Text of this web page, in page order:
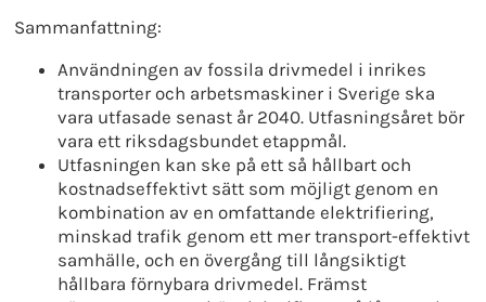
Sammanfattning:
Användningen av fossila drivmedel i inrikes
transporter och arbetsmaskiner i Sverige ska
vara utfasade senast år 2040. Utfasningsåret bör
vara ett riksdagsbundet etappmål.
Utfasningen kan ske på ett så hållbart och
kostnadseffektivt sätt som möjligt genom en
kombination av en omfattande elektrifiering,
minskad trafik genom ett mer transport-effektivt
samhälle, och en övergång till långsiktigt
hållbara förnybara drivmedel. Främst